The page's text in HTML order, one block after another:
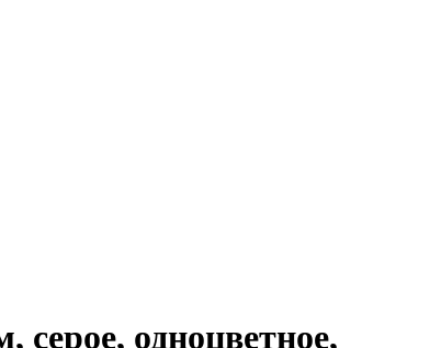
одноцветное,